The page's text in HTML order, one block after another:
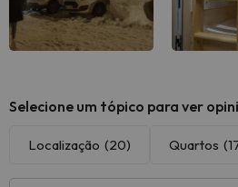
Selecione um tópico para ver
Localização (20) Quartos